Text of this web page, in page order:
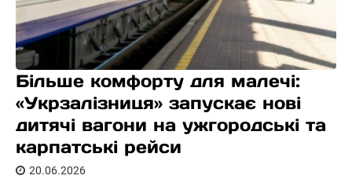
Більше комфорту для малечі:
«Укрзалізниця» запускає нові
дитячі вагони на ужгородські та
карпатські рейси
20.06.2026